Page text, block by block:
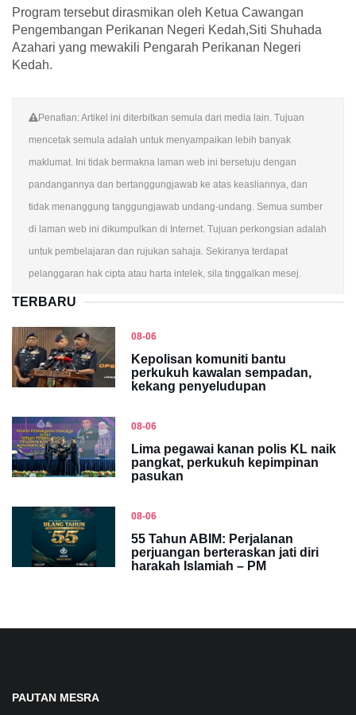
Program tersebut dirasmikan oleh Ketua Cawangan
Pengembangan Perikanan Negeri Kedah,Siti Shuhada
Azahari yang mewakili Pengarah Perikanan Negeri
Kedah.
Penafian: Artikel ini diterbitkan semula dari media lain. Tujuan
mencetak semula adalah untuk menyampaikan lebih banyak
maklumat. Ini tidak bermakna laman web ini bersetuju dengan
pandangannya dan bertanggungjawab ke atas keasliannya, dan
tidak menanggung tanggungjawab undang-undang. Semua sumber
di laman web ini dikumpulkan di Internet. Tujuan perkongsian adalah
untuk pembelajaran dan rujukan sahaja. Sekiranya terdapat
pelanggaran hak cipta atau harta intelek, sila tinggalkan mesej.
TERBARU
08-06
Kepolisan komuniti bantu
perkukuh kawalan sempadan,
kekang penyeludupan
08-06
Lima pegawai kanan polis KL naik
pangkat, perkukuh kepimpinan
pasukan
08-06
55 Tahun ABIM: Perjalanan
perjuangan berteraskan jati diri
harakah Islamiah – PM
PAUTAN MESRA